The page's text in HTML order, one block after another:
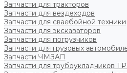
Запчасти для тракторов
Запчасти для вездеходов
Запчасти для сваебойной техники
Запчасти для экскаваторов
Запчасти для погрузчиков
Запчасти для грузовых
Запчасти ЧМЗАП
Запчасти для трубоукладчиков